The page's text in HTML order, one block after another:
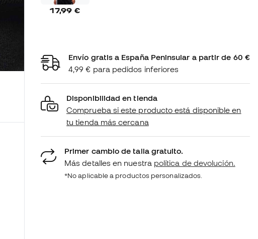
17,99 €
Envío gratis a España Peninsular a partir de 60 €
4,99 € para pedidos inferiores
Disponibilidad en tienda
Comprueba si este producto está disponible en
tu tienda más cercana
Primer cambio de talla gratuito.
Más detalles en nuestra política de devolución.
*No aplicable a productos personalizados.